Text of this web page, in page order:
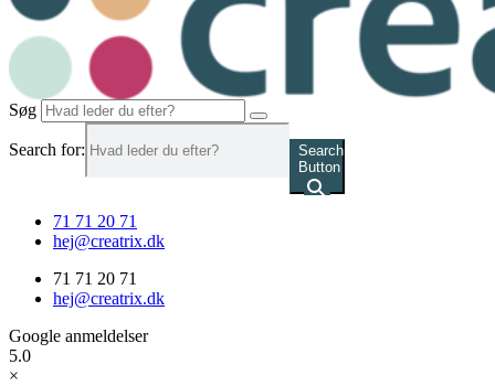
Søg
Search for:
Search
Button
71 71 20 71
hej@creatrix.dk
71 71 20 71
hej@creatrix.dk
Google anmeldelser
5.0
×